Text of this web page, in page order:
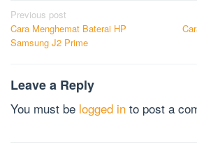
Post
navigation
Previous post
Cara Menghemat Baterai HP
Samsung J2 Prime
Leave a Reply
You must be logged in to post a